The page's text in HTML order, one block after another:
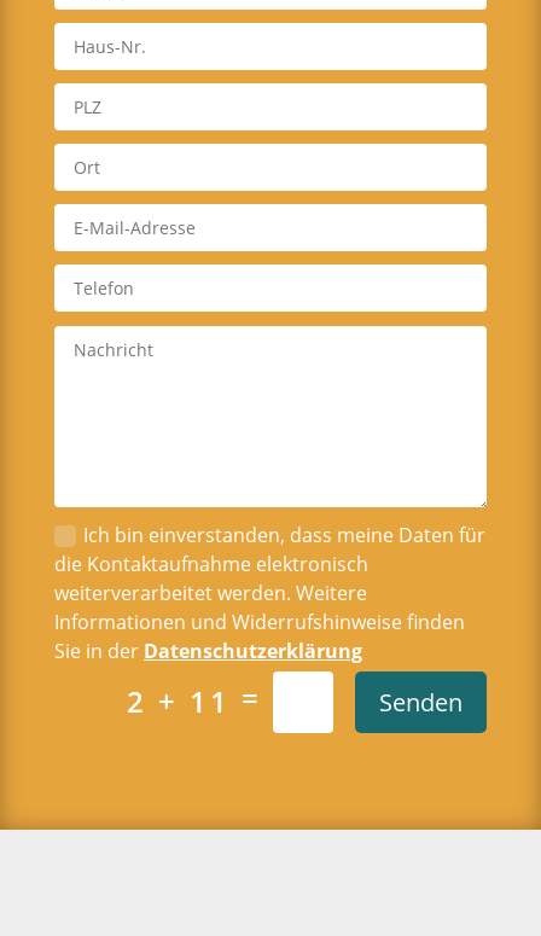
Ich bin einverstanden, dass meine Daten für
die Kontaktaufnahme elektronisch
weiterverarbeitet werden. Weitere
Informationen und Widerrufshinweise finden
Sie in der Datenschutzerklärung
2 + 11 = Senden